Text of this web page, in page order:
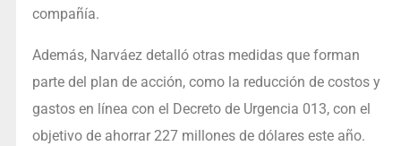
compañía.
Además, Narváez detalló otras medidas que forman
parte del plan de acción, como la reducción de costos y
gastos en línea con el Decreto de Urgencia 013, con el
objetivo de ahorrar 227 millones de dólares este año.